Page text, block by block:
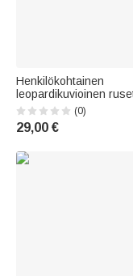
Henkilökohtainen
leopardikuvioinen
vintage-tyylinen
lemmikkieläimen
varustettu T-paita,
nimi; arjen vaate,
(0)
29,00 €